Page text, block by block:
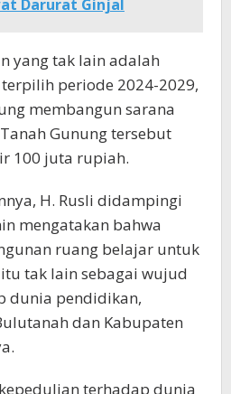
Darurat Ginjal
yang tak lain adalah
terpilih periode 2024-2029,
membangun sarana
Gunung tersebut
100 juta rupiah.
H. Rusli didampingi
mengatakan bahwa
ruang belajar untuk
tak lain sebagai wujud
dunia pendidikan,
dan Kabupaten
terhadap dunia